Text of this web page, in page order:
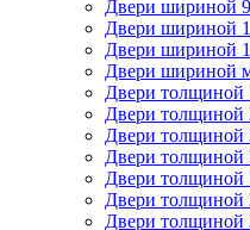
Двери шириной
Двери шириной
Двери шириной
Двери шириной
Двери толщиной
Двери толщиной
Двери толщиной
Двери толщиной
Двери толщиной
Двери толщиной
Двери толщиной